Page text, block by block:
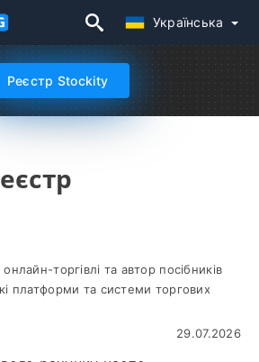
Українська
Реєстр Stockity
торгівлі та автор посібників
платформи та системи торгових
29.07.2026